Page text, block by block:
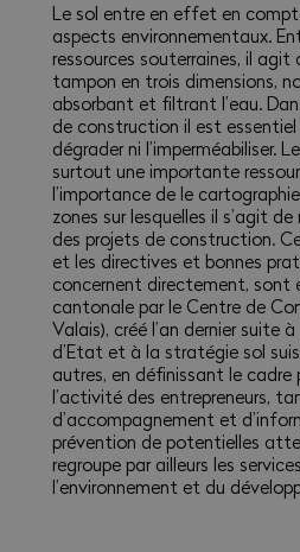
Le sol entre en effet en
aspects environnementaux.
ressources souterraines, il agit
tampon en trois dimensions,
absorbant et filtrant l’eau.
de construction il est essentiel
dégrader ni l’imperméabiliser.
surtout une importante
l’importance de le
zones sur lesquelles il s’agit
des projets de construction.
et les directives et bonnes
concernent directement, sont
cantonale par le Centre de
Valais), créé l’an dernier suite
d’Etat et à la stratégie sol
autres, en définissant le
l’activité des entrepreneurs,
d’accompagnement et
prévention de potentielles
regroupe par ailleurs les
l’environnement et du